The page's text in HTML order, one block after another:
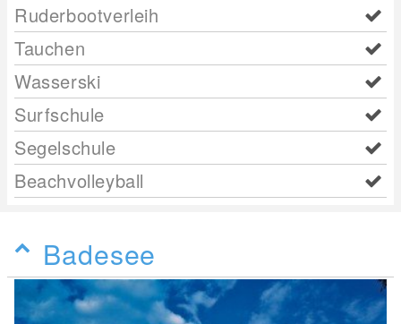
Ruderbootverleih
Tauchen
Wasserski
Surfschule
Segelschule
Beachvolleyball
Badesee